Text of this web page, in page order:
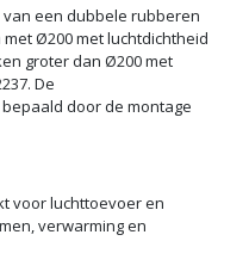
een dubbele rubberen
Ø200 met luchtdichtheid
groter dan Ø200 met
De
door de montage
voor luchttoevoer en
verwarming en